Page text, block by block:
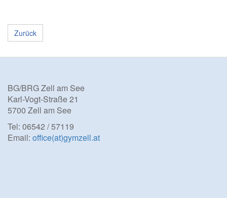
Zurück
BG/BRG Zell am See
Karl-Vogt-Straße 21
5700 Zell am See
Tel: 06542 / 57119
Email: office(at)gymzell.at